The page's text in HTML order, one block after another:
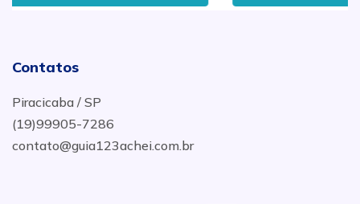
Contatos
Piracicaba / SP
(19)99905-7286
contato@guia123achei.com.br